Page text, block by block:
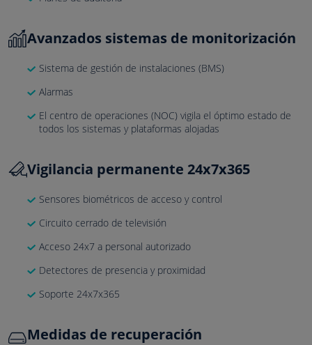
Avanzados sistemas de monitorización
Sistema de gestión de instalaciones (BMS)
Alarmas
El centro de operaciones (NOC) vigila el óptimo estado de
todos los sistemas y plataformas alojadas
Vigilancia permanente 24x7x365
Sensores biométricos de acceso y control
Circuito cerrado de televisión
Acceso 24x7 a personal autorizado
Detectores de presencia y proximidad
Soporte 24x7x365
Medidas de recuperación